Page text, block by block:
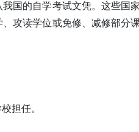
国的自学考试文凭。这些国
攻读学位或免修、减修部分
担任。